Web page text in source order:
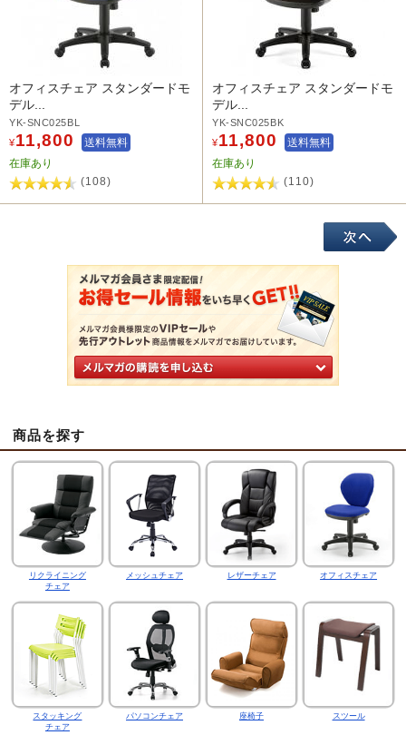
オフィスチェア スタンダードモ
デル...
YK-SNC025BL
¥11,800
送料無料
在庫あり
(108)
オフィスチェア スタンダードモ
デル...
YK-SNC025BK
¥11,800
送料無料
在庫あり
(110)
商品を探す
リクライニング
チェア
メッシュチェア レザーチェア オフィスチェア
スタッキング
チェア
パソコンチェア 座椅子 スツール